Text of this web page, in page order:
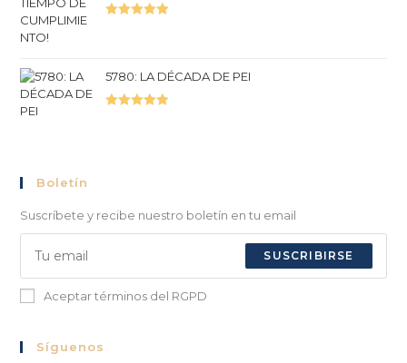
5780: LA DÉCADA DE PEI
Boletín
Suscríbete y recibe nuestro boletín en tu email
SUSCRIBIRSE
Aceptar términos del RGPD
Síguenos